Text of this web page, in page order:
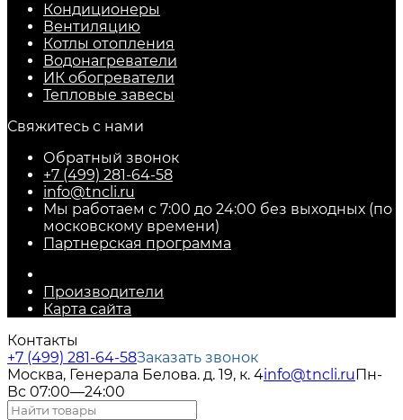
Кондиционеры
Вентиляцию
Котлы отопления
Водонагреватели
ИК обогреватели
Тепловые завесы
Свяжитесь с нами
Обратный звонок
+7 (499) 281-64-58
info@tncli.ru
Мы работаем с 7:00 до 24:00 без выходных (по
московскому времени)
Партнерская программа
Производители
Карта сайта
Контакты
+7 (499) 281-64-58Заказать звонок
Москва, Генерала Белова. д. 19, к. 4info@tncli.ru Пн-
Вс 07:00—24:00